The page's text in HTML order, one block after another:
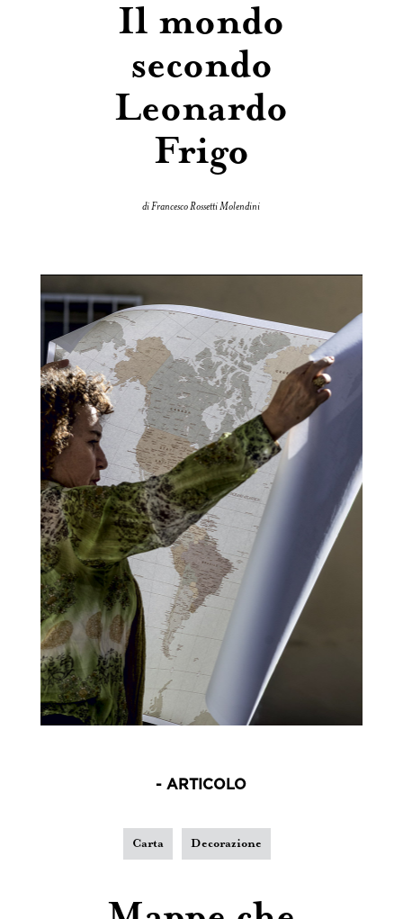
Il mondo
secondo
Leonardo
Frigo
di Francesco Rossetti Molendini
- ARTICOLO
Carta Decorazione